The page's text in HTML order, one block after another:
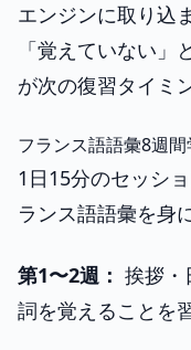
エンジンに取り込
「覚えていない
が次の復習タイミ
フランス語語彙8週
1日15分のセッシ
ランス語語彙を身
第1〜2週： 挨拶・
詞を覚えることを